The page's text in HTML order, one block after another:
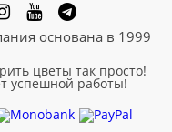
основана в 1999
цветы так просто!
успешной работы!